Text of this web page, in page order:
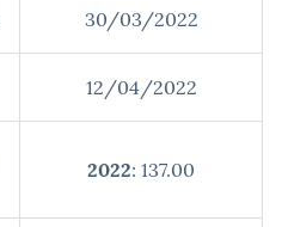
30/03/2022
12/04/2022
2022: 137.00